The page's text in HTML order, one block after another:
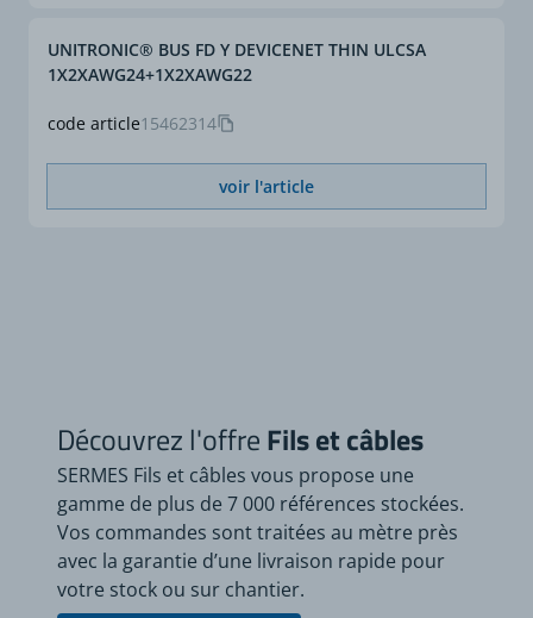
code article15462314
UNITRONIC® BUS FD Y DEVICENET THIN ULCSA
1X2XAWG24+1X2XAWG22
voir l'article
Découvrez l'offreFils et câbles
SERMES Fils et câbles vous propose une
gamme de plus de 7 000 références stockées.
Vos commandes sont traitées au mètre près
avec la garantie d’une livraison rapide pour
votre stock ou sur chantier.